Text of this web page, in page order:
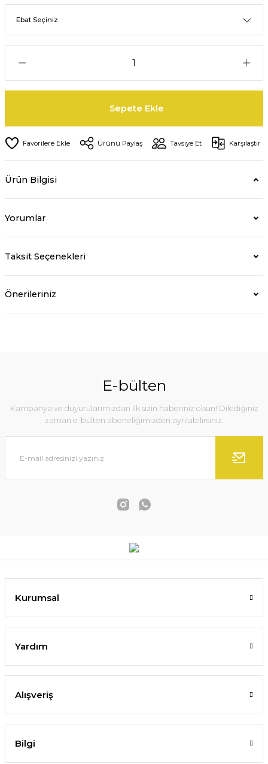
Sepete Ekle
Ürünü Paylaş Tavsiye Et Karşılaştır
Ürün Bilgisi
Yorumlar
Taksit Seçenekleri
Önerileriniz
E-bülten
Kampanya ve duyurularımızdan ilk sizin haberiniz olsun! Dilediğiniz
zaman e-bülten aboneliğimizden ayrılabilirsiniz.
Kurumsal
Yardım
Alışveriş
Bilgi